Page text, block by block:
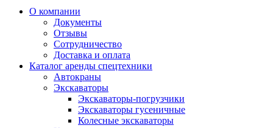
О компании
Документы
Отзывы
Сотрудничество
Доставка и оплата
Каталог аренды спецтехники
Автокраны
Экскаваторы
Экскаваторы-погрузчики
Экскаваторы гусеничные
Колесные экскаваторы